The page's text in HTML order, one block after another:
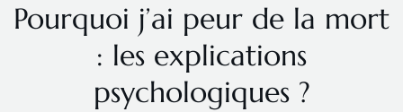
Pourquoi j’ai peur de la mort
: les explications
psychologiques ?